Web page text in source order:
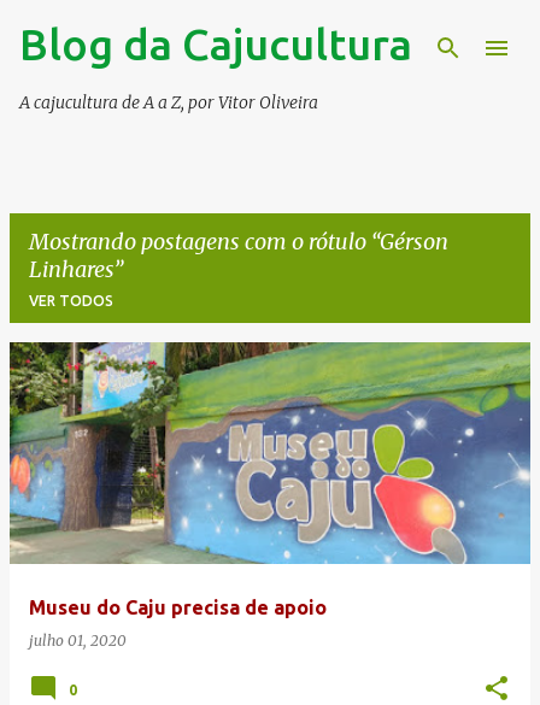
Pular para o conteúdo principal
Blog da Cajucultura
A cajucultura de A a Z, por Vitor Oliveira
Mostrando postagens com o rótulo Gérson
Linhares
VER TODOS
P
o
s
t
a
g
Museu do Caju precisa de apoio
julho 01, 2020
0